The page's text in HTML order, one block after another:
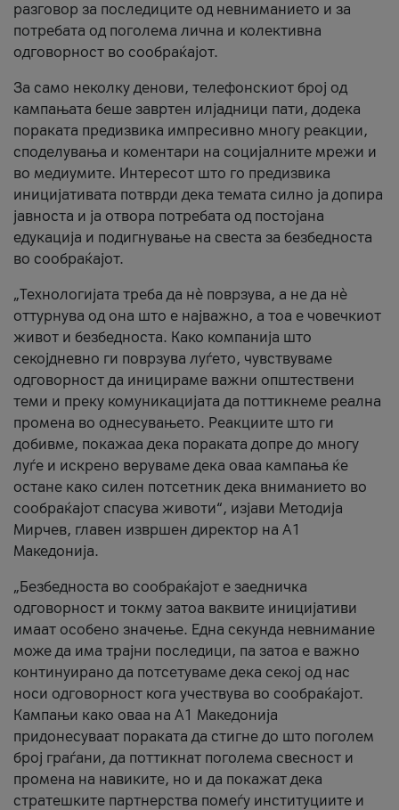
разговор за последиците од невниманието и за
потребата од поголема лична и колективна
одговорност во сообраќајот.
За само неколку денови, телефонскиот број од
кампањата беше завртен илјадници пати, додека
пораката предизвика импресивно многу реакции,
споделувања и коментари на социјалните мрежи и
во медиумите. Интересот што го предизвика
иницијативата потврди дека темата силно ја допира
јавноста и ја отвора потребата од постојана
едукација и подигнување на свеста за безбедноста
во сообраќајот.
„Технологијата треба да нè поврзува, а не да нè
оттурнува од она што е најважно, а тоа е човечкиот
живот и безбедноста. Како компанија што
секојдневно ги поврзува луѓето, чувствуваме
одговорност да иницираме важни општествени
теми и преку комуникацијата да поттикнеме реална
промена во однесувањето. Реакциите што ги
добивме, покажаа дека пораката допре до многу
луѓе и искрено веруваме дека оваа кампања ќе
остане како силен потсетник дека вниманието во
сообраќајот спасува животи“, изјави Методија
Мирчев, главен извршен директор на А1
Македонија.
„Безбедноста во сообраќајот е заедничка
одговорност и токму затоа ваквите иницијативи
имаат особено значење. Една секунда невнимание
може да има трајни последици, па затоа е важно
континуирано да потсетуваме дека секој од нас
носи одговорност кога учествува во сообраќајот.
Кампањи како оваа на A1 Македонија
придонесуваат пораката да стигне до што поголем
број граѓани, да поттикнат поголема свесност и
промена на навиките, но и да покажат дека
стратешките партнерства помеѓу институциите и